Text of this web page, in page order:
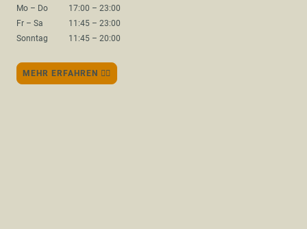
Mo – Do 17:00 – 23:00
Fr – Sa 11:45 – 23:00
Sonntag
11:45 – 20:00
MEHR ERFAHREN 👆🏽